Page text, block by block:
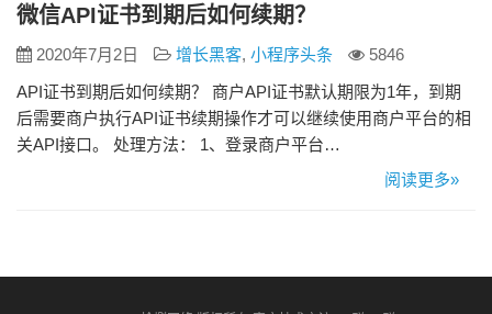
微信API证书到期后如何续期？
2020年7月2日 增长黑客, 小程序头条
5846
API证书到期后如何续期？ 商户API证书默认期限为1年，到期
后需要商户执行API证书续期操作才可以继续使用商户平台的相
关API接口。 处理方法： 1、登录商户平台
（pay.weixin.qq.com） 2、证书即将到期：证书到期前30天，
阅读更多»